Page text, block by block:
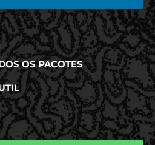
OS PACOTES